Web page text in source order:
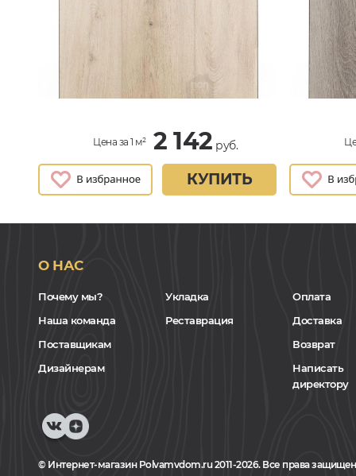
Цена за 1 м² 2 142 руб.
КУПИТЬ
О НАС
Почему мы?
Наша команда
Поставщикам
Дизайнерам
Укладка
Реставрация
Оплата
Доставка
Возврат
Написать
директору
© Интернет-магазин Polvamvdom.ru 2011-2026. Все права